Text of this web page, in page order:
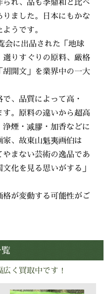
ました。日本にもかな
うです。
会に出品された「地球
りすぐりの原料、厳格
開文」を業界中の一大
、品質によって高・
。原料の違いから超高
煙・减膠・加香などに
、故東山魁夷画伯は
やまない芸術の逸品であ
化を見る思いがする」
が変動する可能性がご
く買取中です！